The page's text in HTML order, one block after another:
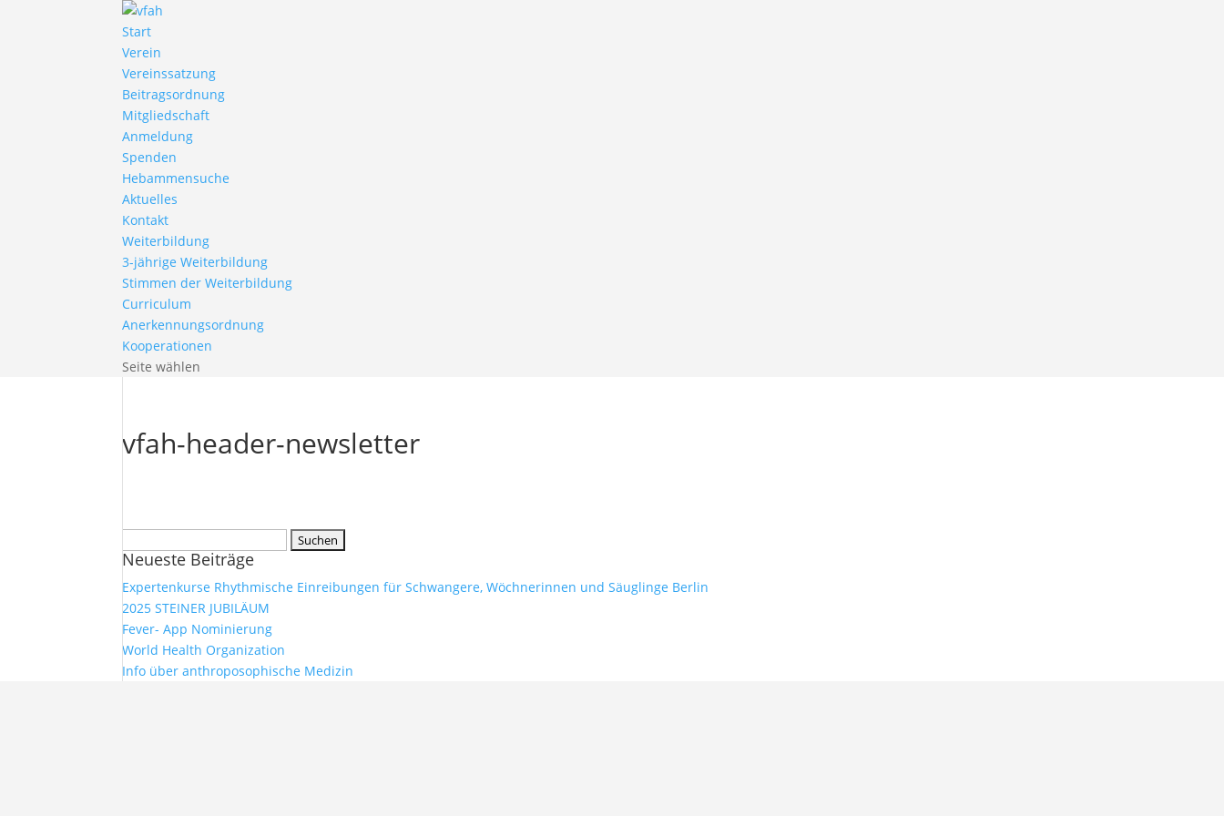
Start
Verein
Vereinssatzung
Beitragsordnung
Mitgliedschaft
Anmeldung
Spenden
Hebammensuche
Aktuelles
Kontakt
Weiterbildung
3-jährige Weiterbildung
Stimmen der Weiterbildung
Curriculum
Anerkennungsordnung
Kooperationen
Seite wählen
vfah-header-newsletter
nach:
Neueste Beiträge
Expertenkurse Rhythmische Einreibungen für Schwangere, Wöchnerinnen und Säuglinge Berlin
2025 STEINER JUBILÄUM
Fever- App Nominierung
World Health Organization
Info über anthroposophische Medizin